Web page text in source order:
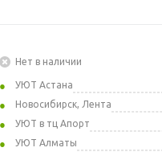
Нет в наличии
УЮТ Астана
Новосибирск, Лента
УЮТ в тц Апорт
УЮТ Алматы